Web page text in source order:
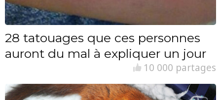
28 tatouages que ces personnes
auront du mal à expliquer un jour
10 000 partages